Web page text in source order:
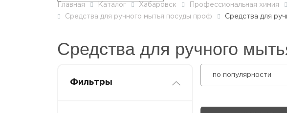
Главная Каталог Хабаровск Профессиональная химия
Средства для ручного мытья посуды проф
Средства для
Средства для ручного
Фильтры
по популярности